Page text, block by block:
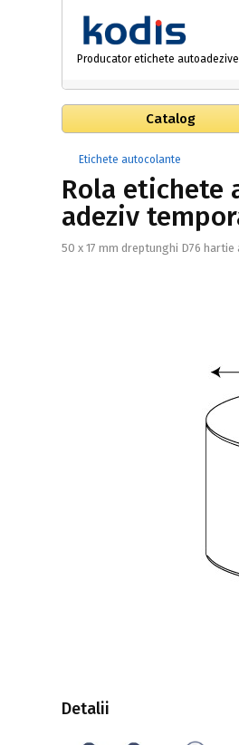
Producator etichete autoadezive
Catalog
Etichete autocolante
Rola etichete
adeziv
50 x 17 mm dreptunghi D76
Detalii